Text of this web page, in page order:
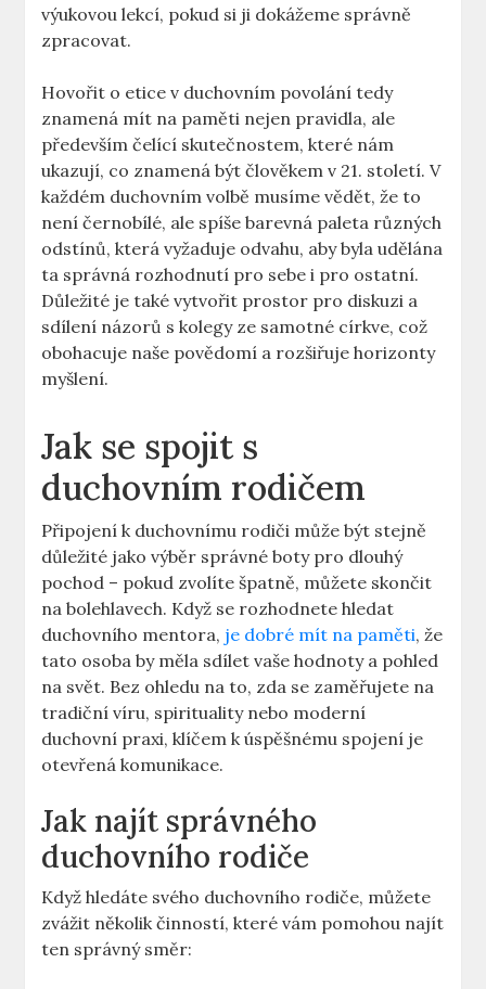
výukovou lekcí, pokud si ji dokážeme správně
zpracovat.
Hovořit o etice v duchovním povolání tedy
znamená mít na paměti nejen pravidla, ale
především čelící skutečnostem, které nám
ukazují, co znamená být člověkem v 21. století. V
každém duchovním volbě musíme vědět, že to
není černobílé, ale spíše barevná paleta různých
odstínů, která vyžaduje odvahu, aby byla udělána
ta správná rozhodnutí pro sebe i pro ostatní.
Důležité je také vytvořit prostor pro diskuzi a
sdílení názorů s kolegy ze samotné církve, což
obohacuje naše povědomí a rozšiřuje horizonty
myšlení.
Jak se spojit s
duchovním rodičem
Připojení k duchovnímu rodiči může být stejně
důležité jako výběr správné boty pro dlouhý
pochod – pokud zvolíte špatně, můžete skončit
na bolehlavech. Když se rozhodnete hledat
duchovního mentora, je dobré mít na paměti, že
tato osoba by měla sdílet vaše hodnoty a pohled
na svět. Bez ohledu na to, zda se zaměřujete na
tradiční víru, spirituality nebo moderní
duchovní praxi, klíčem k úspěšnému spojení je
otevřená komunikace.
Jak najít správného
duchovního rodiče
Když hledáte svého duchovního rodiče, můžete
zvážit několik činností, které vám pomohou najít
ten správný směr: